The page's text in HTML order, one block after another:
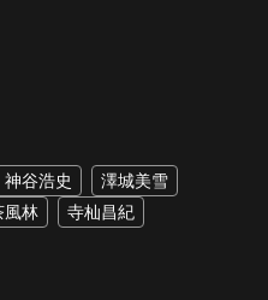
神谷浩史
澤城美雪
風林
寺杣昌紀